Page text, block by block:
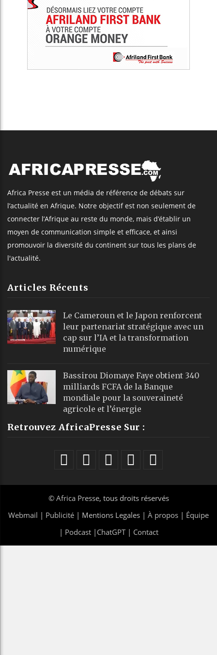
Africa Presse est un média de référence de débats sur
l’actualité en Afrique. Notre objectif est non seulement de
connecter l’Afrique au reste du monde, mais d’établir un
moyen de communication simple et efficace, et ainsi
promouvoir la diversité du continent sur tous les plans de
l'actualité.
Articles Récents
Le Cameroun et le Japon renforcent
leur partenariat stratégique avec un
cap sur l’IA et la transformation
numérique
Bassirou Diomaye Faye obtient 340
milliards FCFA de la Banque
mondiale pour la souveraineté
agricole et l’énergie
Retrouvez AfricaPresse Sur :
© Africa Presse, tous droits réservés
Webmail | Publicité | Mentions Legales | À propos | Équipe
| Podcast| ChatGPT| Contact